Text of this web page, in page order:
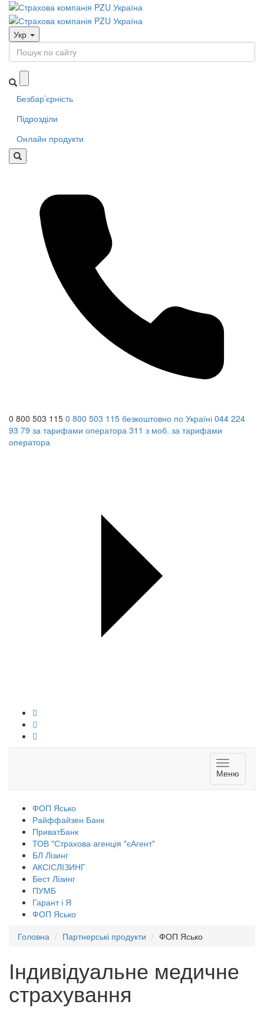
Укр
Безбар’єрність
Підрозділи
Онлайн продукти
0 800 503 115 0 800 503 115 безкоштовно по Україні 044 224
93 79 за тарифами оператора 311 з моб. за тарифами
оператора
Toggle
Меню
ФОП Ясько
Райффайзен Банк
ПриватБанк
ТОВ "Страхова агенція "єАгент"
БЛ Лізинг
АКСІСЛІЗИНГ
Бест Лізинг
ПУМБ
Гарант і Я
ФОП Ясько
Головна
Партнерські продукти ФОП Ясько
Індивідуальне медичне
страхування